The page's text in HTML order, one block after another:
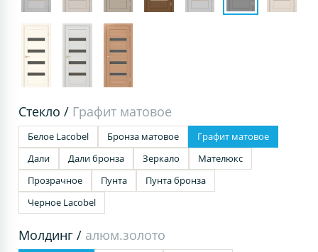
Стекло / Графит матовое
Белое Lacobel Бронза матовое
Графит матовое
Дали
Дали бронза Зеркало
Мателюкс
Прозрачное
Пунта
Пунта бронза
Черное Lacobel
Молдинг / алюм.золото